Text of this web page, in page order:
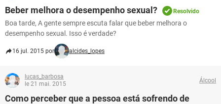
Beber melhora o desempenho sexual? Resolvido
Boa tarde, A gente sempre escuta falar que beber melhora o
desempenho sexual. Isso é verdade?
16 jul. 2015 por alcides_lopes
lucas_barbosa
le 21 mai. 2015
Álcool
Como perceber que a pessoa está sofrendo de